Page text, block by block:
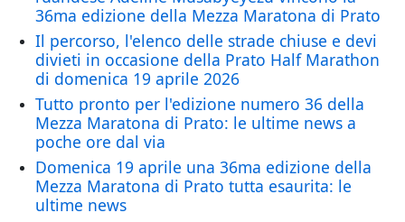
36ma edizione della Mezza Maratona di Prato
Il percorso, l'elenco delle strade chiuse e devi
divieti in occasione della Prato Half Marathon
di domenica 19 aprile 2026
Tutto pronto per l'edizione numero 36 della
Mezza Maratona di Prato: le ultime news a
poche ore dal via
Domenica 19 aprile una 36ma edizione della
Mezza Maratona di Prato tutta esaurita: le
ultime news